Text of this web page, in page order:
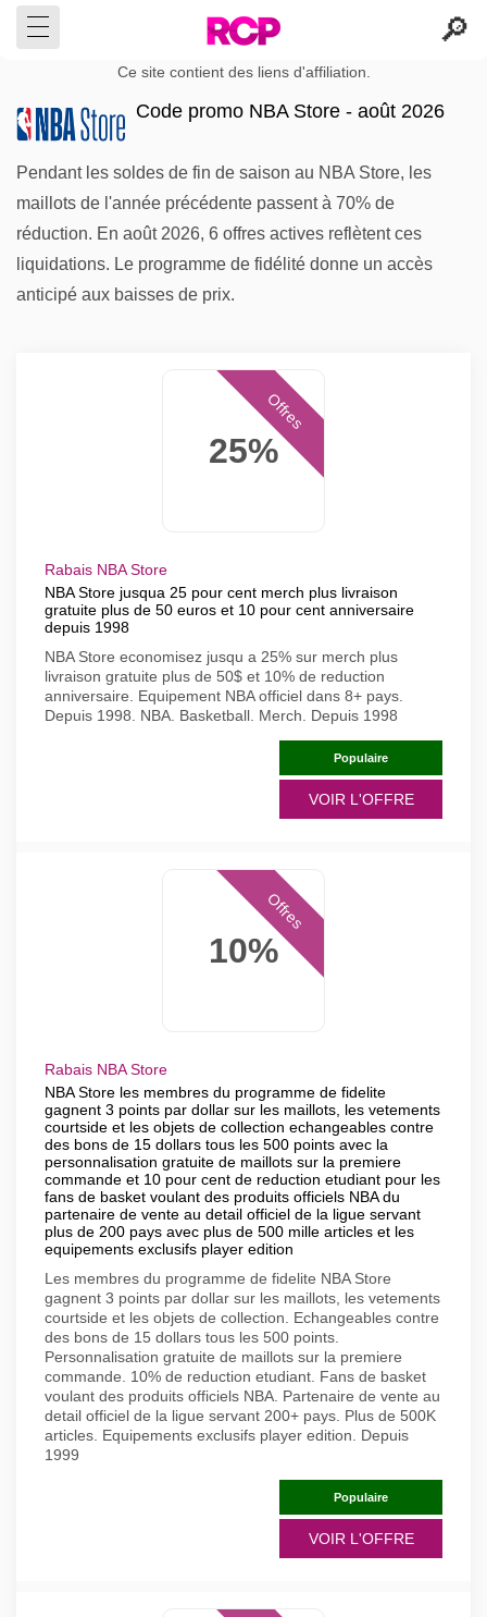
Ce site contient des liens d'affiliation.
Code promo NBA Store - août 2026
Pendant les soldes de fin de saison au NBA Store, les
maillots de l'année précédente passent à 70% de
réduction. En août 2026, 6 offres actives reflètent ces
liquidations. Le programme de fidélité donne un accès
anticipé aux baisses de prix.
25%
Offres
Rabais NBA Store
NBA Store jusqua 25 pour cent merch plus livraison
gratuite plus de 50 euros et 10 pour cent anniversaire
depuis 1998
NBA Store economisez jusqu a 25% sur merch plus
livraison gratuite plus de 50$ et 10% de reduction
anniversaire. Equipement NBA officiel dans 8+ pays.
Depuis 1998. NBA. Basketball. Merch. Depuis 1998
Populaire
VOIR L'OFFRE
10%
Offres
Rabais NBA Store
NBA Store les membres du programme de fidelite
gagnent 3 points par dollar sur les maillots, les vetements
courtside et les objets de collection echangeables contre
des bons de 15 dollars tous les 500 points avec la
personnalisation gratuite de maillots sur la premiere
commande et 10 pour cent de reduction etudiant pour les
fans de basket voulant des produits officiels NBA du
partenaire de vente au detail officiel de la ligue servant
plus de 200 pays avec plus de 500 mille articles et les
equipements exclusifs player edition
Les membres du programme de fidelite NBA Store
gagnent 3 points par dollar sur les maillots, les vetements
courtside et les objets de collection. Echangeables contre
des bons de 15 dollars tous les 500 points.
Personnalisation gratuite de maillots sur la premiere
commande. 10% de reduction etudiant. Fans de basket
voulant des produits officiels NBA. Partenaire de vente au
detail officiel de la ligue servant 200+ pays. Plus de 500K
articles. Equipements exclusifs player edition. Depuis
1999
Populaire
VOIR L'OFFRE